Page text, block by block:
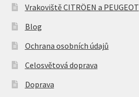
Vrakoviště CITRÖEN a PEUGEOT
Blog
Ochrana osobních údajů
Celosvětová doprava
Doprava